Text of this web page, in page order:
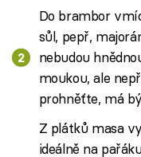
Do brambor
sůl, pepř,
nebudou
moukou, ale
prohněťte, má
Z plátků masa
ideálně na